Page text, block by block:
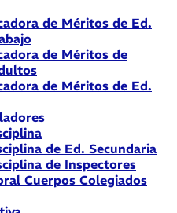
de Méritos de Ed.
de Méritos de
de Méritos de Ed.
de Ed. Secundaria
de Inspectores
Cuerpos Colegiados